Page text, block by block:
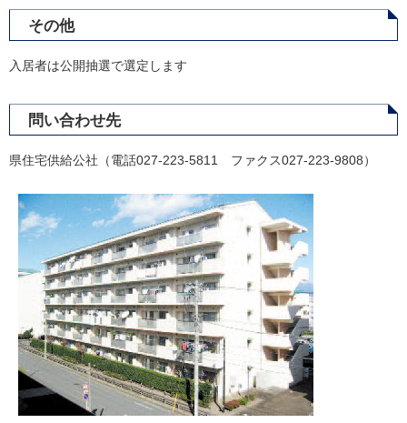
その他
入居者は公開抽選で選定します
問い合わせ先
県住宅供給公社（電話027-223-5811 ファクス027-223-9808）